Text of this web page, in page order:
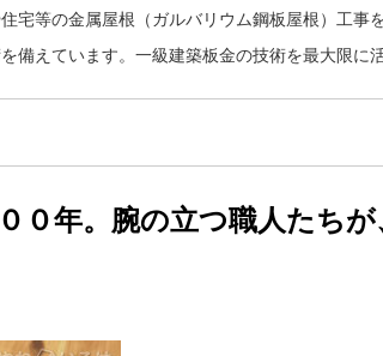
宅等の金属屋根（ガルバリウム鋼板屋根）工事
備えています。一級建築板金の技術を最大限に
０年。腕の立つ職人たち